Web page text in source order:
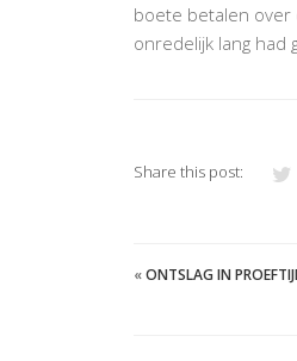
boete betalen over
onredelijk lang had
Share this post:
«ONTSLAG IN